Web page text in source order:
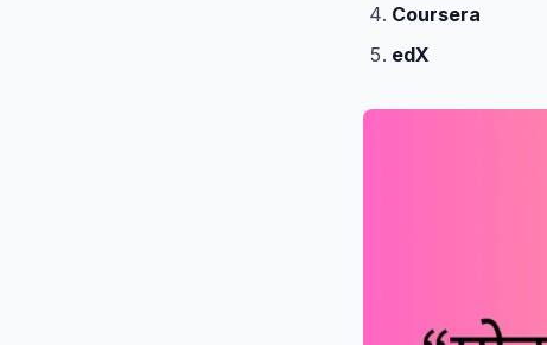
Coursera
edX